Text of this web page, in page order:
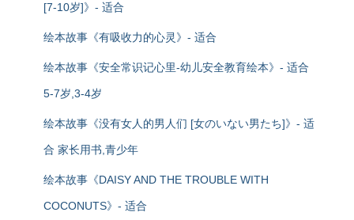
[7-10岁]》- 适合
绘本故事《有吸收力的心灵》- 适合
绘本故事《安全常识记心里-幼儿安全教育绘本》- 适合
5-7岁,3-4岁
绘本故事《没有女人的男人们 [女のいない男たち]》- 适
合 家长用书,青少年
绘本故事《DAISY AND THE TROUBLE WITH
COCONUTS》- 适合